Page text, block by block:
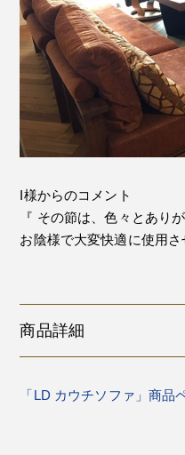
I様からのコメント
『 その節は、色々とあり
お陰様で大変快適に使用さ
商品詳細
「LD カウチソファ」商品